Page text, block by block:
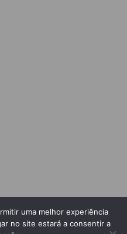
uma melhor experiência
no site estará a consentir a